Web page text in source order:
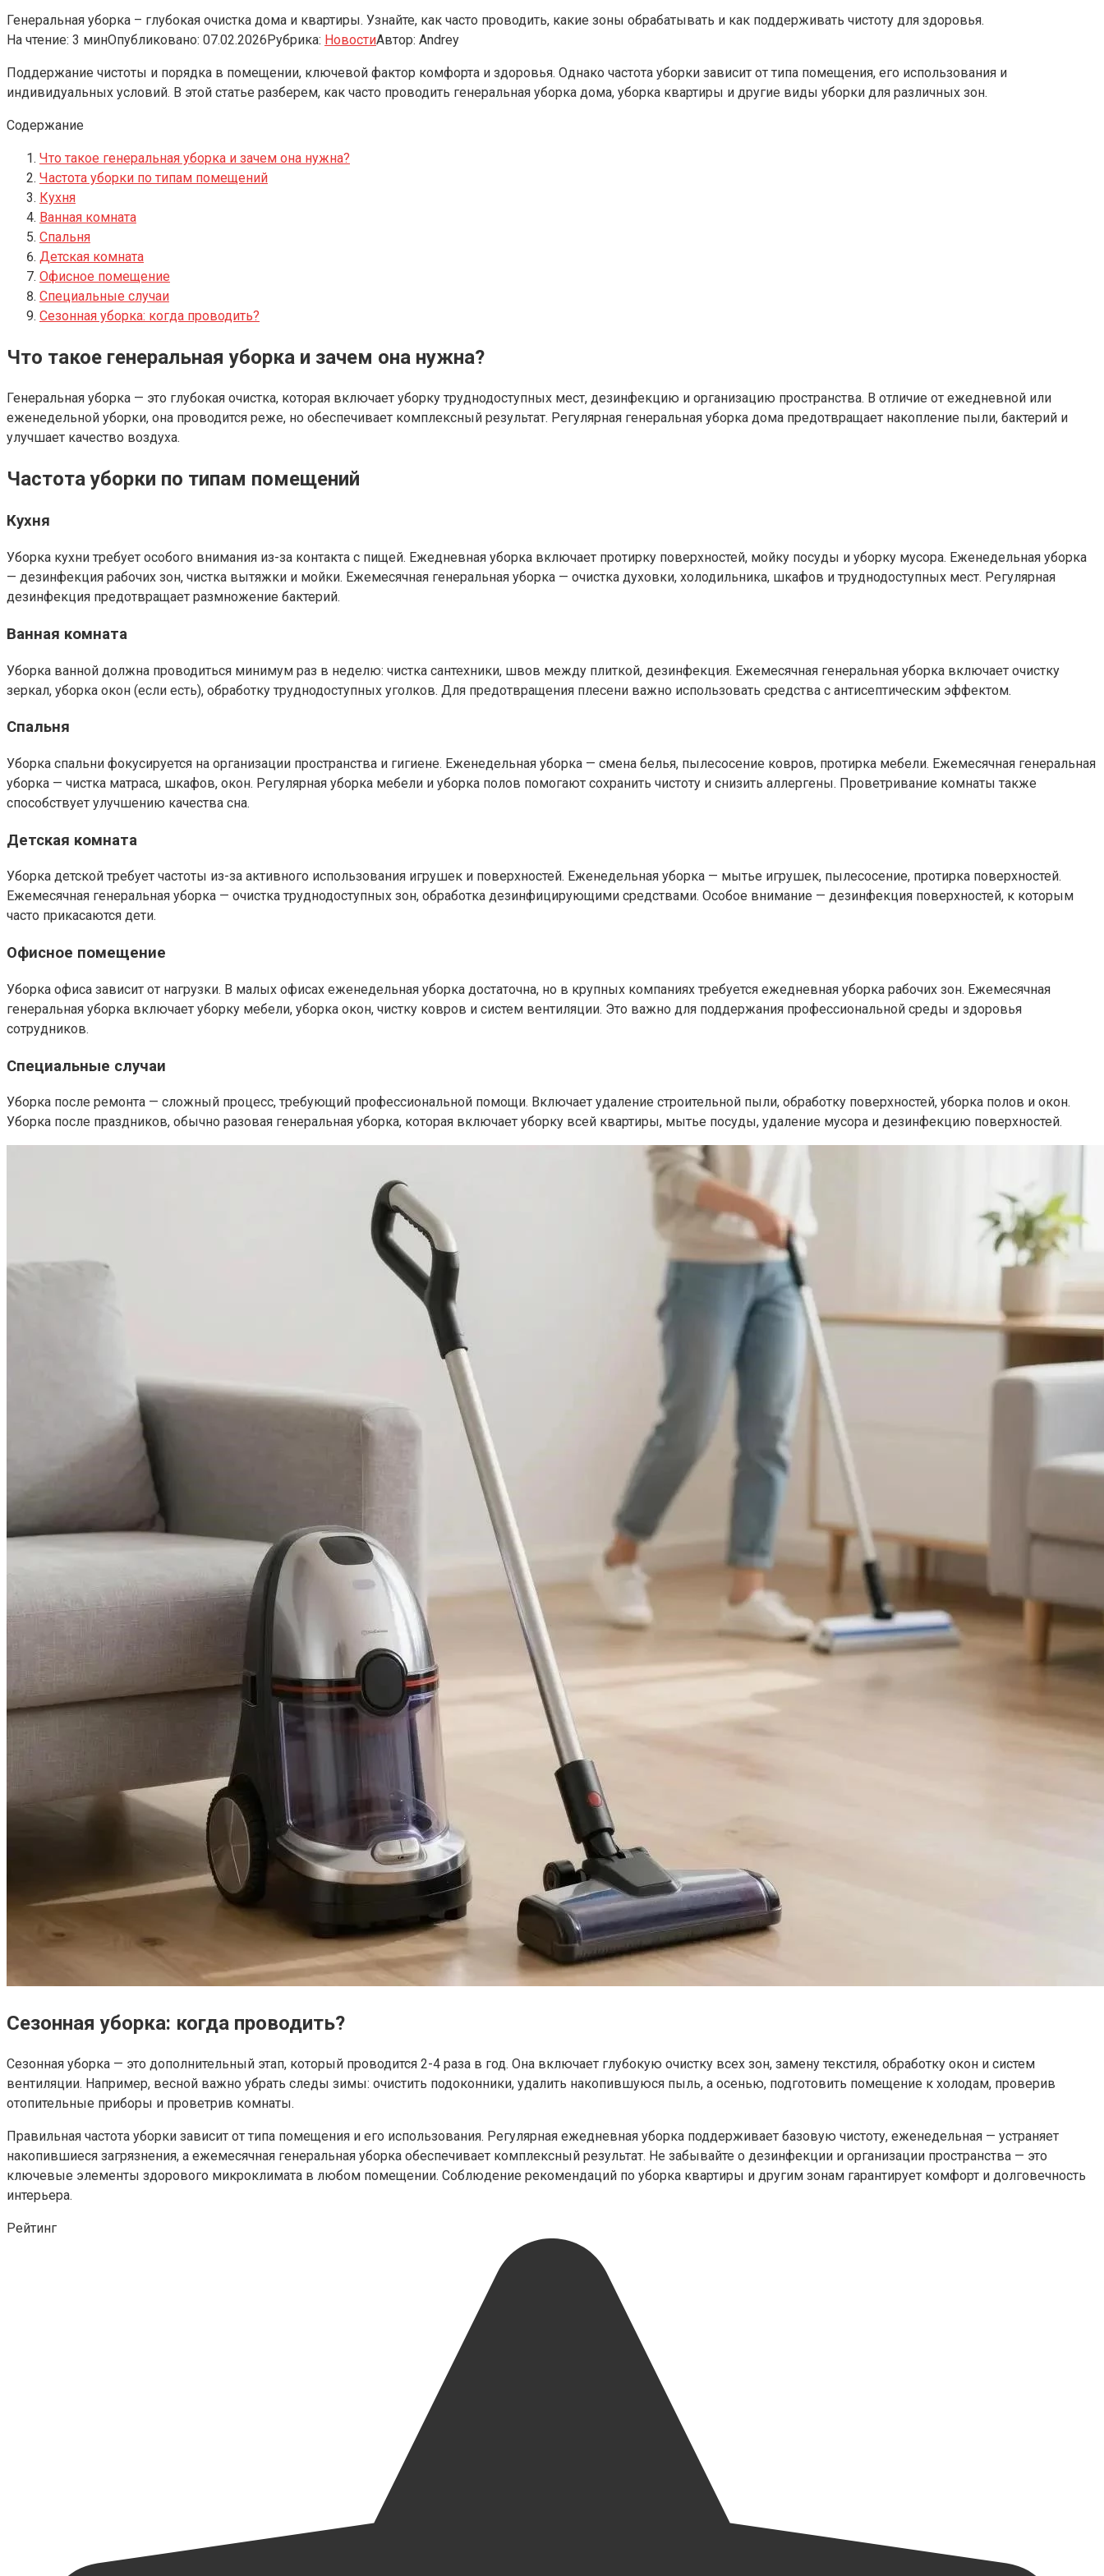
Генеральная уборка – глубокая очистка дома и квартиры. Узнайте, как часто проводить, какие зоны обрабатывать и как поддерживать чистоту для здоровья.
На чтение: 3 минОпубликовано: 07.02.2026Рубрика: НовостиАвтор: Andrey
Поддержание чистоты и порядка в помещении, ключевой фактор комфорта и здоровья. Однако частота уборки зависит от типа помещения, его использования и
индивидуальных условий. В этой статье разберем, как часто проводить генеральная уборка дома, уборка квартиры и другие виды уборки для различных зон.
Содержание
Что такое генеральная уборка и зачем она нужна?
Частота уборки по типам помещений
Кухня
Ванная комната
Спальня
Детская комната
Офисное помещение
Специальные случаи
Сезонная уборка: когда проводить?
Что такое генеральная уборка и зачем она нужна?
Генеральная уборка — это глубокая очистка, которая включает уборку труднодоступных мест, дезинфекцию и организацию пространства. В отличие от ежедневной или
еженедельной уборки, она проводится реже, но обеспечивает комплексный результат. Регулярная генеральная уборка дома предотвращает накопление пыли, бактерий и
улучшает качество воздуха.
Частота уборки по типам помещений
Кухня
Уборка кухни требует особого внимания из-за контакта с пищей. Ежедневная уборка включает протирку поверхностей, мойку посуды и уборку мусора. Еженедельная уборка
— дезинфекция рабочих зон, чистка вытяжки и мойки. Ежемесячная генеральная уборка — очистка духовки, холодильника, шкафов и труднодоступных мест. Регулярная
дезинфекция предотвращает размножение бактерий.
Ванная комната
Уборка ванной должна проводиться минимум раз в неделю: чистка сантехники, швов между плиткой, дезинфекция. Ежемесячная генеральная уборка включает очистку
зеркал, уборка окон (если есть), обработку труднодоступных уголков. Для предотвращения плесени важно использовать средства с антисептическим эффектом.
Спальня
Уборка спальни фокусируется на организации пространства и гигиене. Еженедельная уборка — смена белья, пылесосение ковров, протирка мебели. Ежемесячная генеральная
уборка — чистка матраса, шкафов, окон. Регулярная уборка мебели и уборка полов помогают сохранить чистоту и снизить аллергены. Проветривание комнаты также
способствует улучшению качества сна.
Детская комната
Уборка детской требует частоты из-за активного использования игрушек и поверхностей. Еженедельная уборка — мытье игрушек, пылесосение, протирка поверхностей.
Ежемесячная генеральная уборка — очистка труднодоступных зон, обработка дезинфицирующими средствами. Особое внимание — дезинфекция поверхностей, к которым
часто прикасаются дети.
Офисное помещение
Уборка офиса зависит от нагрузки. В малых офисах еженедельная уборка достаточна, но в крупных компаниях требуется ежедневная уборка рабочих зон. Ежемесячная
генеральная уборка включает уборку мебели, уборка окон, чистку ковров и систем вентиляции. Это важно для поддержания профессиональной среды и здоровья
сотрудников.
Специальные случаи
Уборка после ремонта — сложный процесс, требующий профессиональной помощи. Включает удаление строительной пыли, обработку поверхностей, уборка полов и окон.
Уборка после праздников, обычно разовая генеральная уборка, которая включает уборку всей квартиры, мытье посуды, удаление мусора и дезинфекцию поверхностей.
Сезонная уборка: когда проводить?
Сезонная уборка — это дополнительный этап, который проводится 2-4 раза в год. Она включает глубокую очистку всех зон, замену текстиля, обработку окон и систем
вентиляции. Например, весной важно убрать следы зимы: очистить подоконники, удалить накопившуюся пыль, а осенью, подготовить помещение к холодам, проверив
отопительные приборы и проветрив комнаты.
Правильная частота уборки зависит от типа помещения и его использования. Регулярная ежедневная уборка поддерживает базовую чистоту, еженедельная — устраняет
накопившиеся загрязнения, а ежемесячная генеральная уборка обеспечивает комплексный результат. Не забывайте о дезинфекции и организации пространства — это
ключевые элементы здорового микроклимата в любом помещении. Соблюдение рекомендаций по уборка квартиры и другим зонам гарантирует комфорт и долговечность
интерьера.
Рейтинг